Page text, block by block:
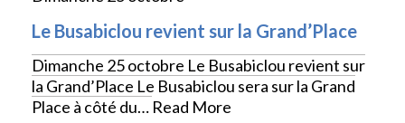
Le Busabiclou revient sur la Grand’Place
Dimanche 25 octobre Le Busabiclou revient sur
la Grand’Place Le Busabiclou sera sur la Grand
Place à côté du… Read More